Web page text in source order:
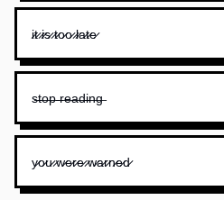
i̷t̷ ̷i̷s̷ ̷t̷o̷o̷ ̷l̷a̷t̷e̷
s̶t̶o̶p̶ ̶r̶e̶a̶d̶i̶n̶g̶
y̷o̷u̷ ̷w̷e̷r̷e̷ ̷w̷a̷r̷n̷e̷d̷